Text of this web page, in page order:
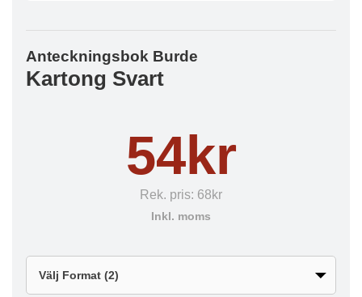
Anteckningsbok Burde
Kartong Svart
54kr
Rek. pris: 68kr
Inkl. moms